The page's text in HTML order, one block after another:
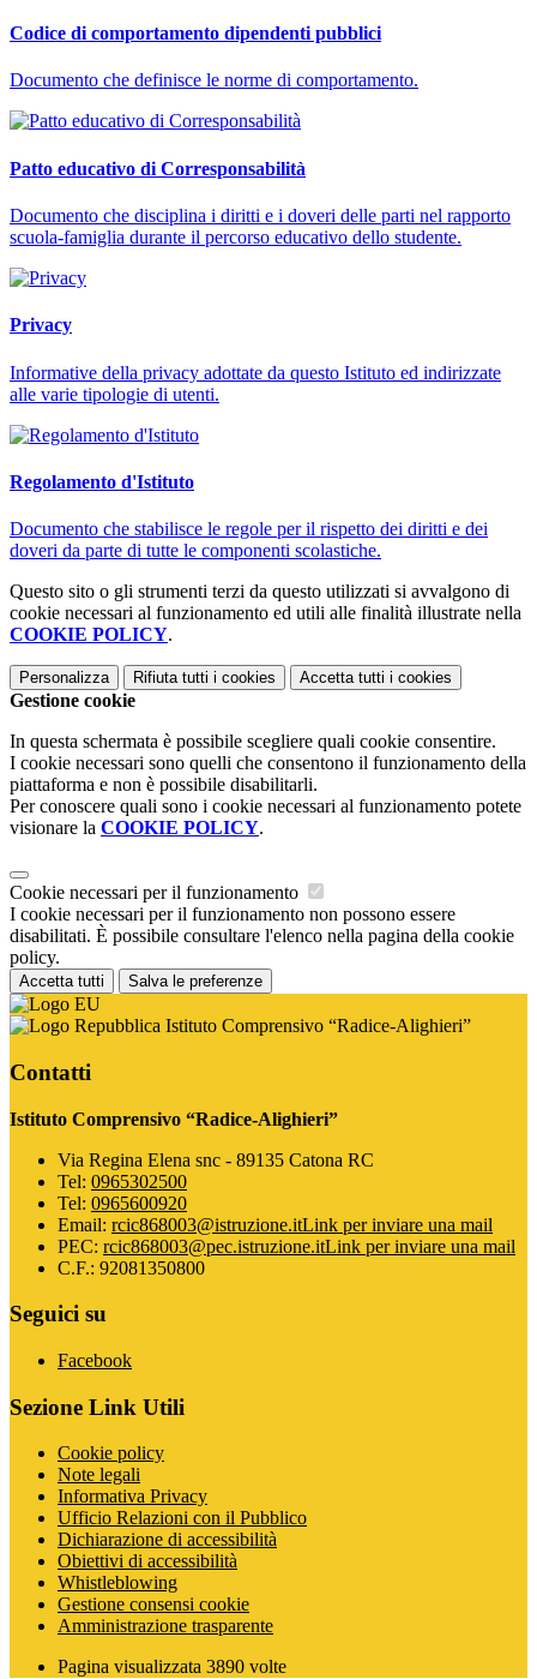
Codice di comportamento dipendenti pubblici
Documento che definisce le norme di comportamento.
Patto educativo di Corresponsabilità
Documento che disciplina i diritti e i doveri delle parti nel rapporto
scuola-famiglia durante il percorso educativo dello studente.
Privacy
Informative della privacy adottate da questo Istituto ed indirizzate
alle varie tipologie di utenti.
Regolamento d'Istituto
Documento che stabilisce le regole per il rispetto dei diritti e dei
doveri da parte di tutte le componenti scolastiche.
Questo sito o gli strumenti terzi da questo utilizzati si avvalgono di
cookie necessari al funzionamento ed utili alle finalità illustrate nella
COOKIE POLICY.
Personalizza Rifiuta tutti i cookies Accetta tutti i cookies
Gestione cookie
In questa schermata è possibile scegliere quali cookie consentire.
I cookie necessari sono quelli che consentono il funzionamento della
piattaforma e non è possibile disabilitarli.
Per conoscere quali sono i cookie necessari al funzionamento potete
visionare la COOKIE POLICY.
Cookie necessari per il funzionamento
I cookie necessari per il funzionamento non possono essere
disabilitati. È possibile consultare l'elenco nella pagina della cookie
policy.
Accetta tutti Salva le preferenze
Istituto Comprensivo “Radice-Alighieri”
Contatti
Istituto Comprensivo “Radice-Alighieri”
Via Regina Elena snc - 89135 Catona RC
Tel: 0965302500
Tel: 0965600920
Email: rcic868003@istruzione.itLink per inviare una mail
PEC: rcic868003@pec.istruzione.itLink per inviare una mail
C.F.: 92081350800
Seguici su
Facebook
Sezione Link Utili
Cookie policy
Note legali
Informativa Privacy
Ufficio Relazioni con il Pubblico
Dichiarazione di accessibilità
Obiettivi di accessibilità
Whistleblowing
Gestione consensi cookie
Amministrazione trasparente
Pagina visualizzata 3890 volte